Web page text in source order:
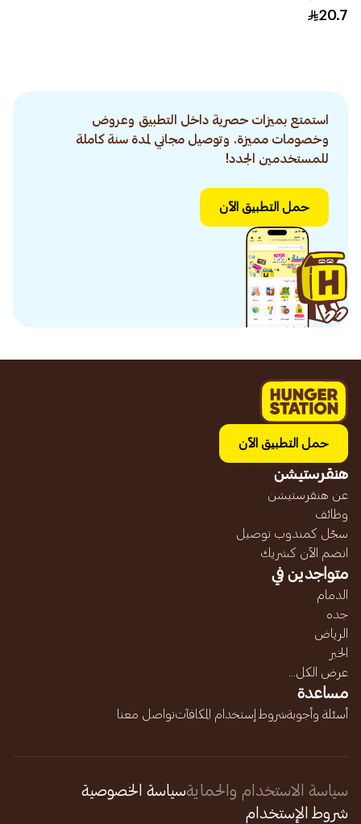
20.7
استمتع بميزات حصرية داخل التطبيق وعروض
وخصومات مميزة. وتوصيل مجاني لمدة سنة كاملة
للمستخدمين الجدد!
حمل التطبيق الآن
حمل التطبيق الآن
هنقرستيشن
عن هنقرستيشن
وظائف
سجّل كمندوب توصيل
انضم الآن كشريك
متواجدين في
الدمام
جده
الرياض
الخبر
عرض الكل...
مساعدة
أسئلة وأجوبةشروط إستخدام المكافآتتواصل معنا
سياسة الاستخدام والحمايةسياسة الخصوصية
شروط الإستخدام